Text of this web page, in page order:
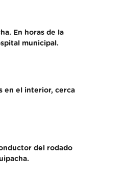
En horas de la
municipal.
en el interior, cerca
del rodado